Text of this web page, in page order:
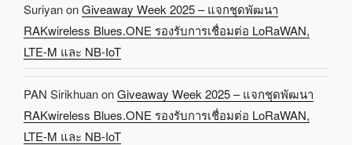
SuriyanonGiveaway Week 2025 – แจกชุดพัฒนา
RAKwireless Blues.ONE รองรับการเชื่อมต่อ LoRaWAN,
LTE-M และ NB-IoT
PAN SirikhuanonGiveaway Week 2025 – แจกชุดพัฒนา
RAKwireless Blues.ONE รองรับการเชื่อมต่อ LoRaWAN,
LTE-M และ NB-IoT